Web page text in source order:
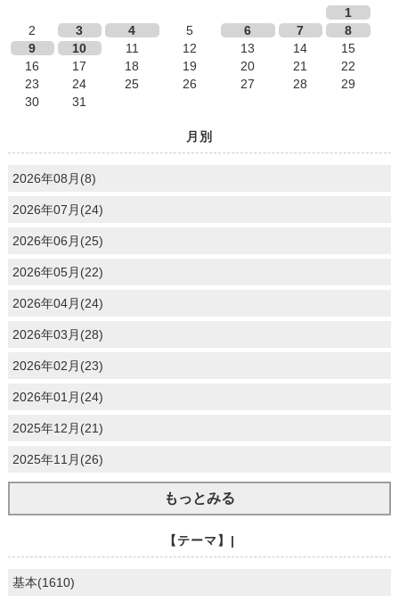
1
2
3 4 5 6 7
8
9
10 11 12 13 14
15
16
17 18 19 20 21
22
23
24 25 26 27 28
29
30
31
月別
2026年08月(8)
2026年07月(24)
2026年06月(25)
2026年05月(22)
2026年04月(24)
2026年03月(28)
2026年02月(23)
2026年01月(24)
2025年12月(21)
2025年11月(26)
もっとみる
【テーマ】|
基本(1610)